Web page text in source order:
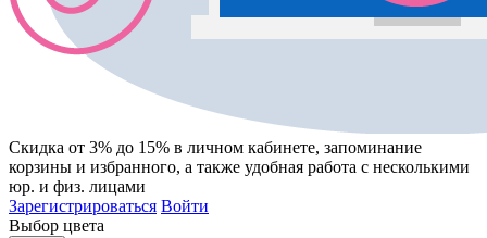
Скидка от 3% до 15% в личном кабинете, запоминание
корзины и избранного, а также удобная работа с несколькими
юр. и физ. лицами
Зарегистрироваться Войти
Выбор цвета